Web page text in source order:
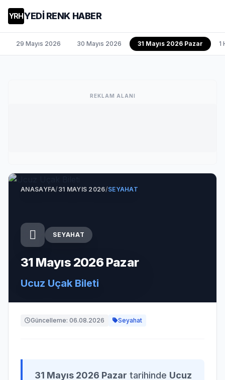
YRHYEDİ RENK HABER
29 Mayıs 2026 30 Mayıs 2026 31 Mayıs 2026 Pazar 1
REKLAM ALANI
ANASAYFA/31 MAYIS 2026/SEYAHAT
SEYAHAT
31 Mayıs 2026 Pazar
Ucuz Uçak Bileti
Güncelleme: 06.08.2026 Seyahat
31 Mayıs 2026 Pazar tarihinde Ucuz